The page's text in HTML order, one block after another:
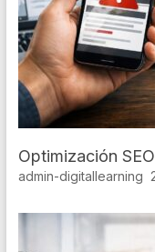
Optimización
admin-digitallearning